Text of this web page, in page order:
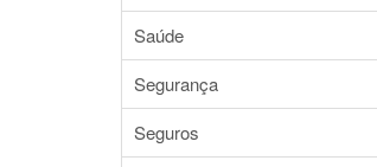
Saúde
Segurança
Seguros